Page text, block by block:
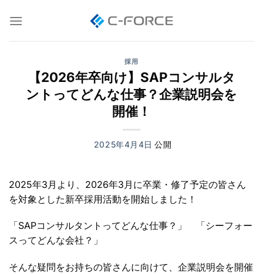
採用
【2026年卒向け】SAPコンサルタ
ントってどんな仕事？企業説明会を
開催！
2025年4月4日
2025年3月より、2026年3月に卒業・修了予定の皆さん
を対象とした新卒採用活動を開始しました！
「SAPコンサルタントってどんな仕事？」 「シーフォー
スってどんな会社？」
そんな疑問をお持ちの皆さんに向けて、企業説明会を開催